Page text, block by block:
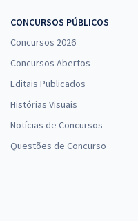
CONCURSOS PÚBLICOS
Concursos 2026
Concursos Abertos
Editais Publicados
Histórias Visuais
Notícias de Concursos
Questões de Concurso